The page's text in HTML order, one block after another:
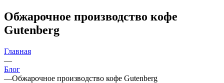
Обжарочное производство кофе
Gutenberg
Главная
—
Блог
—Обжарочное производство кофе Gutenberg